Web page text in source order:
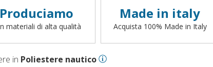
Produciamo
materiali di alta qualità
Made in italy
Acquista 100% Made in Italy
in Poliestere nautico